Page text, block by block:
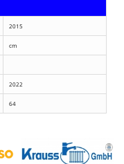
2015
cm
2022
64